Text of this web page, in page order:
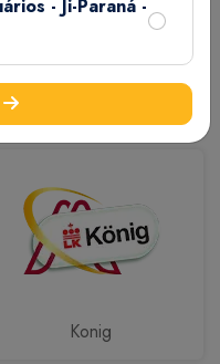
Konig
- Ji-Paraná -